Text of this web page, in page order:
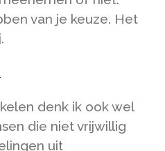
van je keuze. Het
denk ik ook wel
die niet vrijwillig
uit